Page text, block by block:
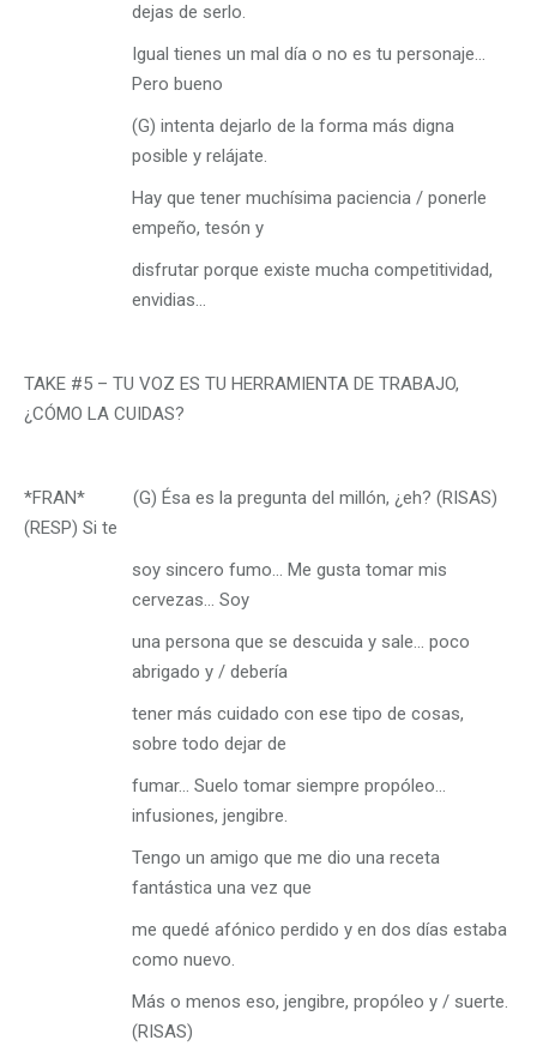
dejas de serlo.
Igual tienes un mal día o no es tu personaje…
Pero bueno
(G) intenta dejarlo de la forma más digna
posible y relájate.
Hay que tener muchísima paciencia / ponerle
empeño, tesón y
disfrutar porque existe mucha competitividad,
envidias…
TAKE #5 – TU VOZ ES TU HERRAMIENTA DE TRABAJO,
¿CÓMO LA CUIDAS?
*FRAN* (G) Ésa es la pregunta del millón, ¿eh? (RISAS)
(RESP) Si te
soy sincero fumo… Me gusta tomar mis
cervezas… Soy
una persona que se descuida y sale… poco
abrigado y / debería
tener más cuidado con ese tipo de cosas,
sobre todo dejar de
fumar… Suelo tomar siempre propóleo…
infusiones, jengibre.
Tengo un amigo que me dio una receta
fantástica una vez que
me quedé afónico perdido y en dos días estaba
como nuevo.
Más o menos eso, jengibre, propóleo y / suerte.
(RISAS)